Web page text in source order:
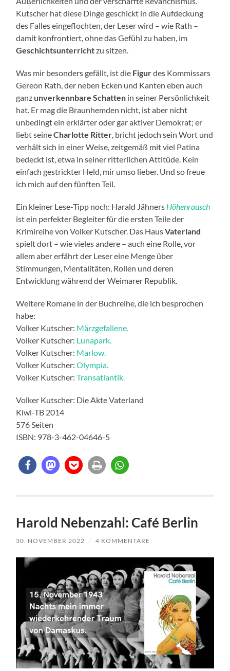
Kutscher hat diese Dinge geschickt in die Aufdeckung
des Falles eingeflochten, der Leser wird – wie Rath –
damit konfrontiert, ohne das Gefühl zu haben, im
Geschichtsunterrichtzu sitzen.
Was mir besonders gefällt, ist die Figurdes Kommissars
Gereon Rath, der neben Ecken und Kanten eben auch
ganz unverkennbare Schatten in seiner Persönlichkeit
hat. Er mag die Braunhemden nicht, ist aber nicht
unbedingt ein erklärter oder gar aktiver Demokrat; er
liebt seineCharlotte Ritter , bricht jedoch sein Wort und
verhält sich in einer Weise, zeitgemäß mit viel Patina
bedeckt ist, etwa in seiner ritterlichen Attitüde. Kein
einfach gestrickter Held, mir umso lieber. Und so freue
ich mich auf den fünften Teil.
Ein kleiner Lese-Tipp noch: Harald Jähners Höhenrausch
ist ein perfekter Begleiter für die ersten Teile der
Krimireihe von Volker Kutscher. Das HausVaterland
spielt dort – wie vieles andere – auch eine Rolle, vor
allem aber erfährt der Leser eine Menge über
Stimmungen, Mentalitäten, Rollen und deren
Entwicklung während der Weimarer Republik.
Weitere Romane in der Buchreihe, die ich besprochen
habe:
Volker Kutscher: Märzgefallene.
Volker Kutscher: Lunapark.
Volker Kutscher: Marlow.
Volker Kutscher:Olympia.
Volker Kutscher:Transatlantik.
Volker Kutscher: Die Akte Vaterland
Kiwi-TB 2014
576 Seiten
ISBN: 978-3-462-04646-5
Harold Nebenzahl: Café Berlin
30. NOVEMBER 2022 / 4 KOMMENTARE